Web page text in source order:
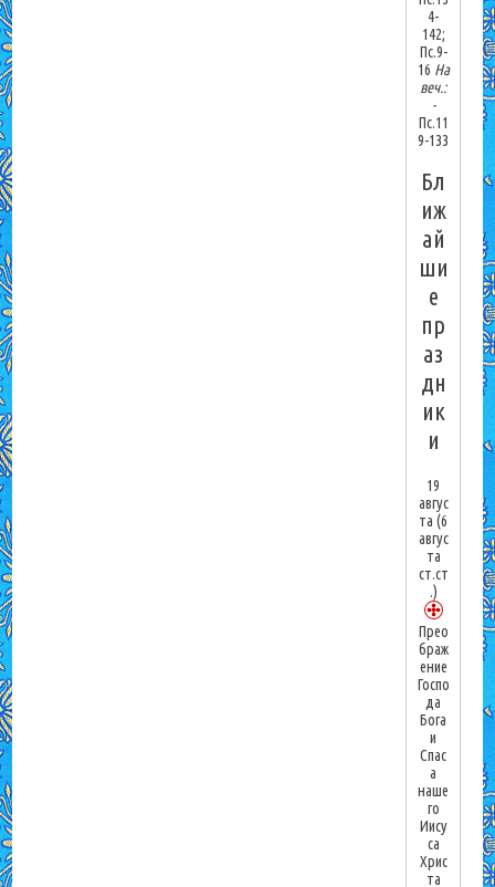
4-
142;
Пс.9-
16 На
веч.:
-
Пс.11
9-133
Бл
иж
ай
ши
е
пр
аз
дн
ик
и
19
авгус
та(6
авгус
та
ст.ст
.)
Прео
браж
ение
Госпо
да
Бога
и
Спас
а
наше
го
Иису
са
Хрис
та